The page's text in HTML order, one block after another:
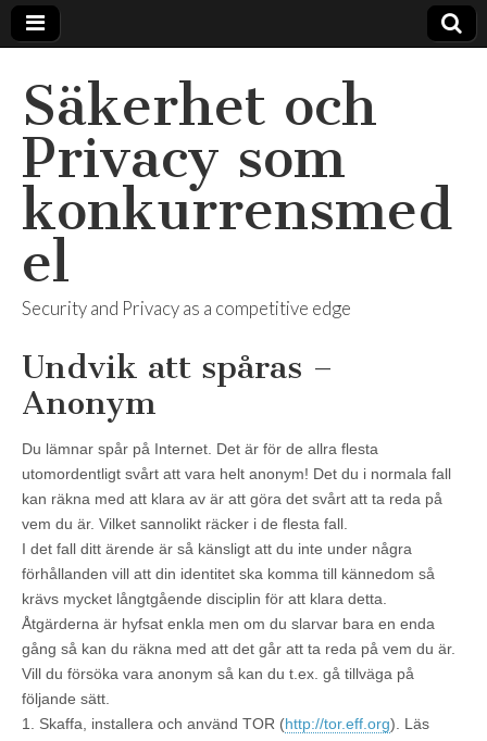
Säkerhet och
Privacy som
konkurrensmed
el
Security and Privacy as a competitive edge
Undvik att spåras –
Anonym
Du lämnar spår på Internet. Det är för de allra flesta
utomordentligt svårt att vara helt anonym! Det du i normala fall
kan räkna med att klara av är att göra det svårt att ta reda på
vem du är. Vilket sannolikt räcker i de flesta fall.
I det fall ditt ärende är så känsligt att du inte under några
förhållanden vill att din identitet ska komma till kännedom så
krävs mycket långtgående disciplin för att klara detta.
Åtgärderna är hyfsat enkla men om du slarvar bara en enda
gång så kan du räkna med att det går att ta reda på vem du är.
Vill du försöka vara anonym så kan du t.ex. gå tillväga på
följande sätt.
1. Skaffa, installera och använd TOR (http://tor.eff.org). Läs